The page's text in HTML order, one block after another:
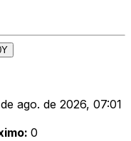
ago. de 2026, 07:01
: 0